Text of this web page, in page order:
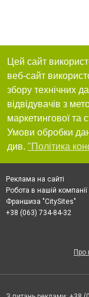
Цей сайт
веб-сайт
збору технічних
відвідувачів з
маркетингової та
Умови обробки
див. "Політика
Реклама на сайті
Робота в нашій компанії
Франшиза "CitySites"
+38 (063) 734-84-32
Про